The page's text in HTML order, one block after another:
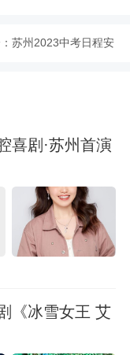
苏州2023中考日程安
喜剧·苏州首演
《冰雪女王 艾